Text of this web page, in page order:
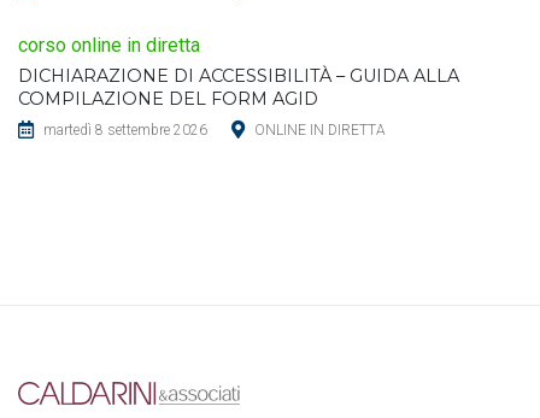
corso online in diretta
DICHIARAZIONE DI ACCESSIBILITÀ – GUIDA ALLA
COMPILAZIONE DEL FORM AGID
martedì 8 settembre 2026 ONLINE IN DIRETTA